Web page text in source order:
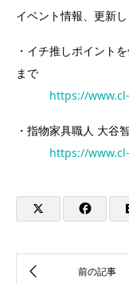
イベント情報、更新し
・イチ推しポイント
まで
https://
・指物家具職人 大
https://